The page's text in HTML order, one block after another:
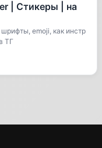
| Стикеры | на
emoji, как инстр
ТГ